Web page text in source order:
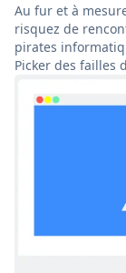
Au fur et à
risquez de
pirates
Picker des failles